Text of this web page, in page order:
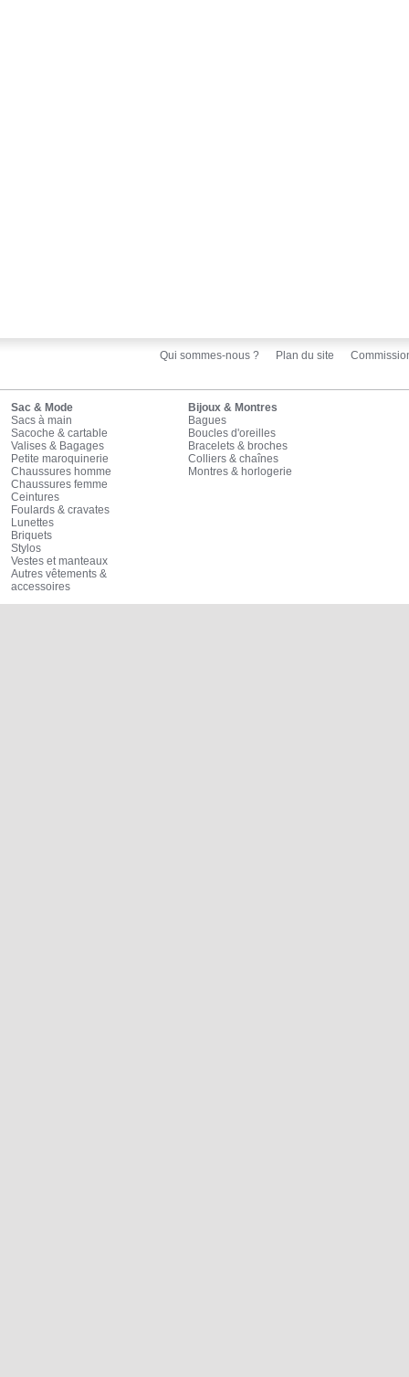
Qui sommes-nous ? Plan du site
Sac & Mode
Sacs à main
Sacoche & cartable
Valises & Bagages
Petite maroquinerie
Chaussures homme
Chaussures femme
Ceintures
Foulards & cravates
Lunettes
Briquets
Stylos
Vestes et manteaux
Autres vêtements &
accessoires
Bijoux & Montres
Bagues
Boucles d'oreilles
Bracelets & broches
Colliers & chaînes
Montres & horlogerie